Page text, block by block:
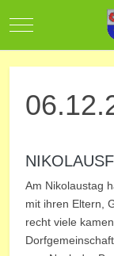
Mobile Menu
Am Nikolaustag
mit ihren Eltern,
recht viele